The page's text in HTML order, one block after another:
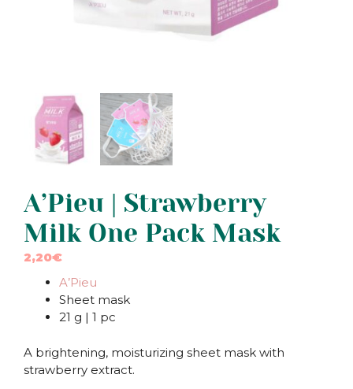
A’Pieu | Strawberry
Milk One Pack Mask
2,20€
A’Pieu
Sheet mask
21 g | 1 pc
A brightening, moisturizing sheet mask with
strawberry extract.